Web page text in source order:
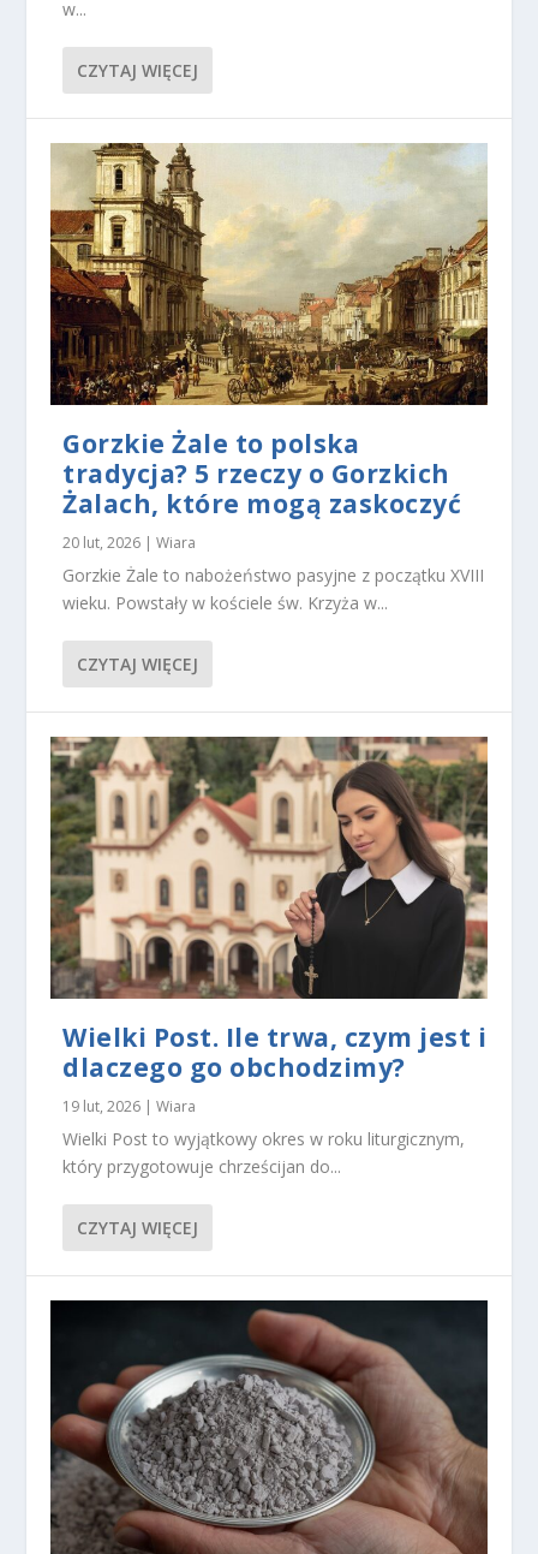
w...
CZYTAJ WIĘCEJ
Gorzkie Żale to polska
tradycja? 5 rzeczy o Gorzkich
Żalach, które mogą zaskoczyć
20 lut, 2026 |Wiara
Gorzkie Żale to nabożeństwo pasyjne z początku XVIII
wieku. Powstały w kościele św. Krzyża w...
CZYTAJ WIĘCEJ
Wielki Post. Ile trwa, czym jest i
dlaczego go obchodzimy?
19 lut, 2026 |Wiara
Wielki Post to wyjątkowy okres w roku liturgicznym,
który przygotowuje chrześcijan do...
CZYTAJ WIĘCEJ